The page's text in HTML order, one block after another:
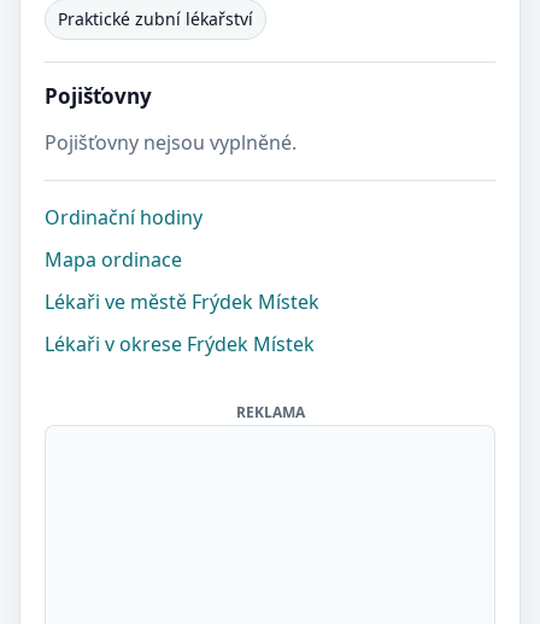
Praktické zubní lékařství
Pojišťovny
Pojišťovny nejsou vyplněné.
Ordinační hodiny
Mapa ordinace
Lékaři ve městě Frýdek Místek
Lékaři v okrese Frýdek Místek
REKLAMA